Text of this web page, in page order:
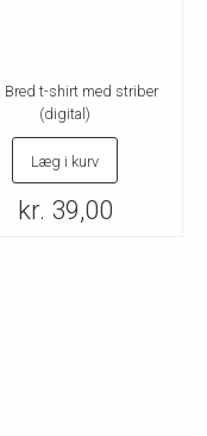
Bred t-shirt med striber
(digital)
Læg i kurv
kr. 39,00